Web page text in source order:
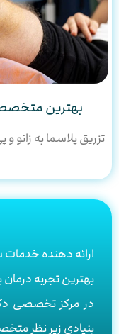
بهترین
ارائه دهنده
بهترین تجربه درمان
در مرکز تخصصی
بنیادی زیر نظر